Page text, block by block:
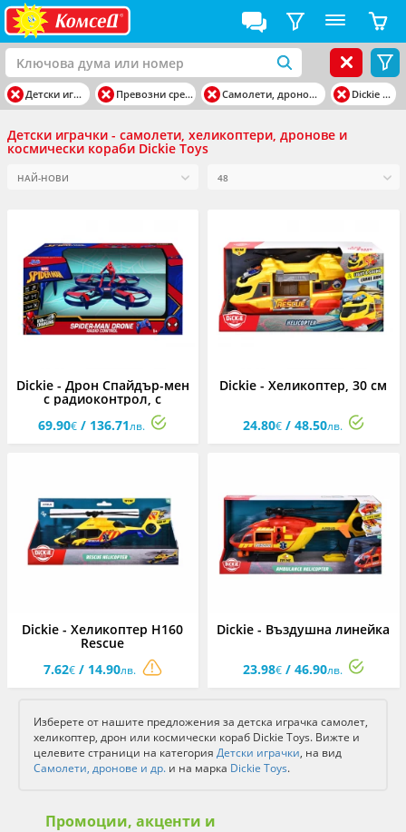
Детски играчки Превозни средства Самолети, дронове и др. Dickie Toys
Детски играчки - самолети, хеликоптери, дронове и
космически кораби Dickie Toys
Dickie - Дрон Спайдър-мен
с радиоконтрол, с
включени батерии
69.90€ / 136.71лв.
Dickie - Хеликоптер, 30 см
24.80€/ 48.50лв.
Dickie - Хеликоптер H160
Rescue
7.62€/ 14.90лв.
Dickie - Въздушна линейка
23.98€/ 46.90лв.
Изберете от нашите предложения за детска играчка самолет,
хеликоптер, дрон или космически кораб Dickie Toys. Вижте и
целевите страници на категория Детски играчки, на вид
Самолети, дронове и др. и на марка Dickie Toys.
Промоции, акценти и